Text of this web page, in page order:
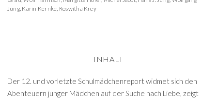
Jung, Karin Kernke, Roswitha Krey
INHALT
Der 12. und vorletzte Schulmädchenreport widmet sich den
Abenteuern junger Mädchen auf der Suche nach Liebe, zeigt